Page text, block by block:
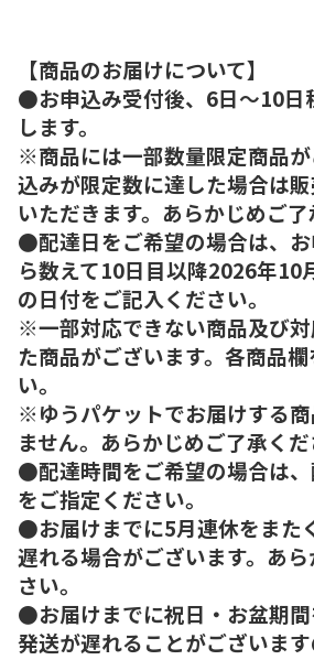
【商品のお届けについて】
●お申込み受付後、6日～10日
します。
※商品には一部数量限定商品
込みが限定数に達した場合は
いただきます。あらかじめご了
●配達日をご希望の場合は、
ら数えて10日目以降2026年10
の日付をご記入ください。
※一部対応できない商品及び
た商品がございます。各商品
い。
※ゆうパケットでお届けする
ません。あらかじめご了承くだ
●配達時間をご希望の場合は
をご指定ください。
●お届けまでに5月連休をまた
遅れる場合がございます。あ
さい。
●お届けまでに祝日・お盆期間
発送が遅れることがございま